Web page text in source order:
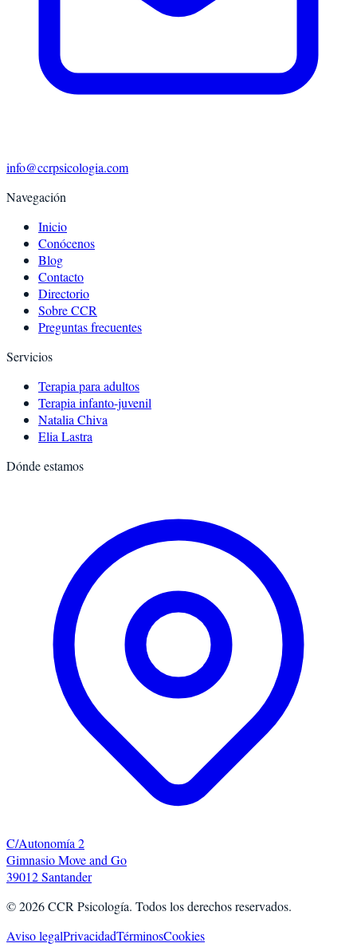
info@ccrpsicologia.com
Navegación
Inicio
Conócenos
Blog
Contacto
Directorio
Sobre CCR
Preguntas frecuentes
Servicios
Terapia para adultos
Terapia infanto-juvenil
Natalia Chiva
Elia Lastra
Dónde estamos
C/Autonomía 2
Gimnasio Move and Go
39012 Santander
©2026CCR Psicología. Todos los derechos reservados.
Aviso legalPrivacidadTérminosCookies